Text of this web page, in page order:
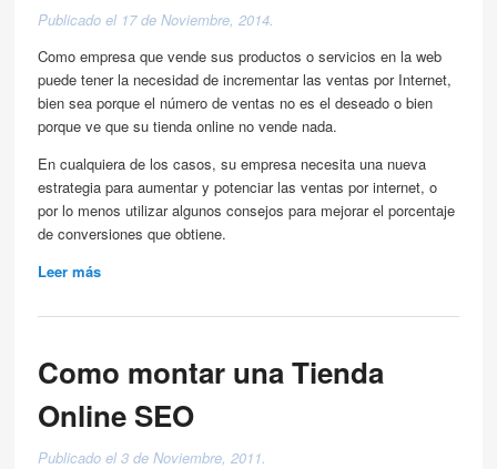
Publicado el 17 de Noviembre, 2014.
Como empresa que vende sus productos o servicios en la web
puede tener la necesidad de incrementar las ventas por Internet,
bien sea porque el número de ventas no es el deseado o bien
porque ve que su tienda online no vende nada.
En cualquiera de los casos, su empresa necesita una nueva
estrategia para aumentar y potenciar las ventas por internet, o
por lo menos utilizar algunos consejos para mejorar el porcentaje
de conversiones que obtiene.
Leer más
Como montar una Tienda
Online SEO
Publicado el 3 de Noviembre, 2011.